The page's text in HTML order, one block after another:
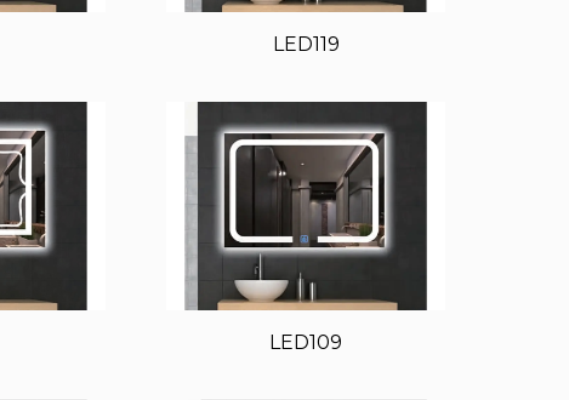
LED119
LED109